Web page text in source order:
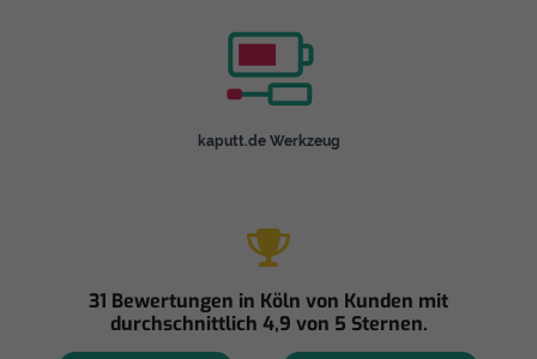
Reparieren lassen
kaputt.de Werkzeug
31 Bewertungen in Köln von Kunden mit
durchschnittlich 4,9 von 5 Sternen.